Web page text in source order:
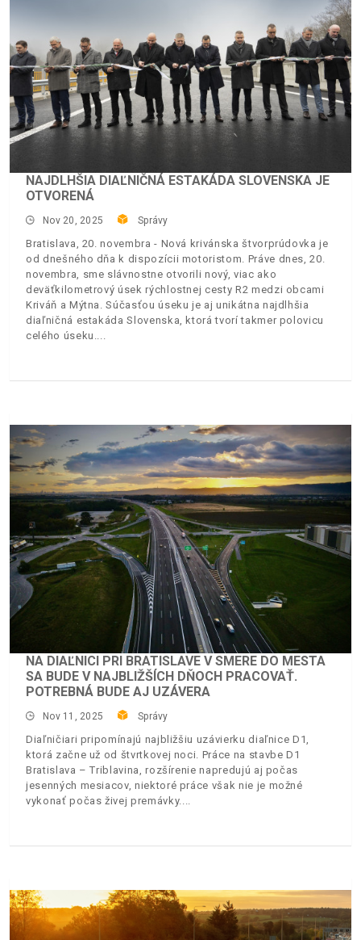
NAJDLHŠIA DIAĽNIČNÁ ESTAKÁDA SLOVENSKA JE
OTVORENÁ
Nov 20, 2025 Správy
Bratislava, 20. novembra - Nová krivánska štvorprúdovka je
od dnešného dňa k dispozícii motoristom. Práve dnes, 20.
novembra, sme slávnostne otvorili nový, viac ako
deväťkilometrový úsek rýchlostnej cesty R2 medzi obcami
Kriváň a Mýtna. Súčasťou úseku je aj unikátna najdlhšia
diaľničná estakáda Slovenska, ktorá tvorí takmer polovicu
celého úseku.
NA DIAĽNICI PRI BRATISLAVE V SMERE DO MESTA
SA BUDE V NAJBLIŽŠÍCH DŇOCH PRACOVAŤ.
POTREBNÁ BUDE AJ UZÁVERA
Nov 11, 2025 Správy
Diaľničiari pripomínajú najbližšiu uzávierku diaľnice D1,
ktorá začne už od štvrtkovej noci. Práce na stavbe D1
Bratislava – Triblavina, rozšírenie napredujú aj počas
jesenných mesiacov, niektoré práce však nie je možné
vykonať počas živej premávky.